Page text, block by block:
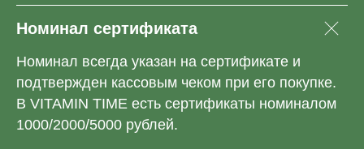
Номинал сертификата
Номинал всегда указан на сертификате и
подтвержден кассовым чеком при его покупке.
В VITAMIN TIME есть сертификаты номиналом
1000/2000/5000 рублей.